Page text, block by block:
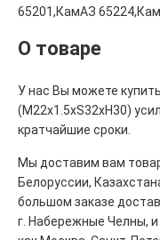
65201,КамАЗ
О товаре
У нас Вы можете
(М22х1.5хS32хH30)
кратчайшие сроки.
Мы доставим вам
Белоруссии,
большом заказе
г. Набережные Челны, и